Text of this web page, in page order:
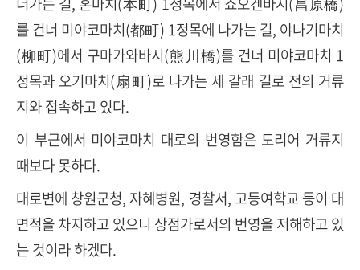
를 건너 미야코마치(都町) 1정목에 나가는 길, 야나기마치
(柳町)에서 구마가와바시(熊川橋)를 건너 미야코마치 1
정목과 오기마치(扇町)로 나가는 세 갈래 길로 전의 거류
지와 접속하고 있다.
이 부근에서 미야코마치 대로의 번영함은 도리어 거류지
때보다 못하다.
대로변에 창원군청, 자혜병원, 경찰서, 고등여학교 등이 대
면적을 차지하고 있으니 상점가로서의 번영을 저해하고 있
는 것이라 하겠다.